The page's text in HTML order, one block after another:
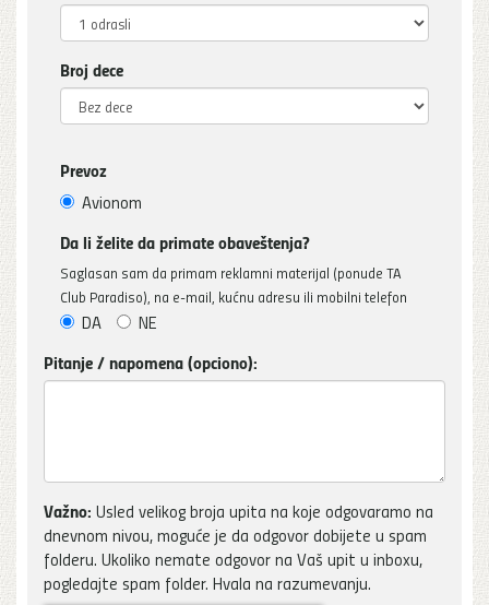
Broj dece
Prevoz
Avionom
Da li želite da primate obaveštenja?
Saglasan sam da primam reklamni materijal (ponude TA
Club Paradiso), na e-mail, kućnu adresu ili mobilni telefon
DA NE
Pitanje / napomena (opciono):
Važno: Usled velikog broja upita na koje odgovaramo na
dnevnom nivou, moguće je da odgovor dobijete u spam
folderu. Ukoliko nemate odgovor na Vaš upit u inboxu,
pogledajte spam folder. Hvala na razumevanju.